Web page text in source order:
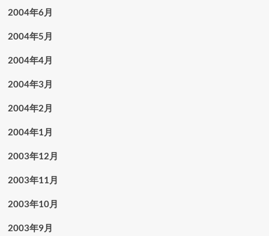
2004年6月
2004年5月
2004年4月
2004年3月
2004年2月
2004年1月
2003年12月
2003年11月
2003年10月
2003年9月